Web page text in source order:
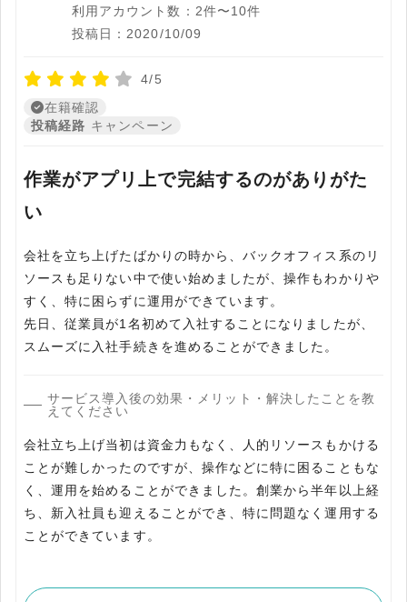
利用アカウント数：2件〜10件
投稿日：2020/10/09
4/5
在籍確認
投稿経路 キャンペーン
作業がアプリ上で完結するのがありがた
い
会社を立ち上げたばかりの時から、バックオフィス系のリ
ソースも足りない中で使い始めましたが、操作もわかりや
すく、特に困らずに運用ができています。
先日、従業員が1名初めて入社することになりましたが、
スムーズに入社手続きを進めることができました。
サービス導入後の効果・メリット・解決したことを教
えてください
会社立ち上げ当初は資金力もなく、人的リソースもかける
ことが難しかったのですが、操作などに特に困ることもな
く、運用を始めることができました。創業から半年以上経
ち、新入社員も迎えることができ、特に問題なく運用する
ことができています。